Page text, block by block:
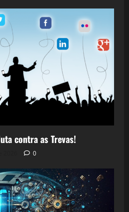
contra as Trevas!
0